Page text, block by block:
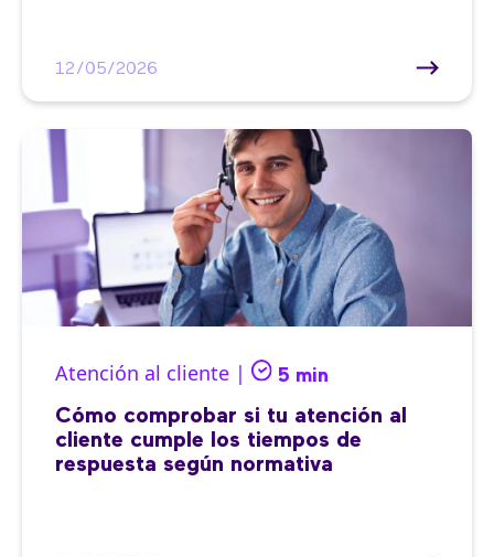
12/05/2026
Atención al cliente | 5 min
Cómo comprobar si tu atención al
cliente cumple los tiempos de
respuesta según normativa